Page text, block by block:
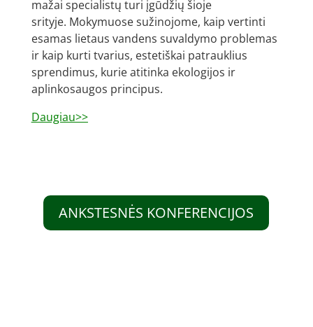
mažai specialistų turi įgūdžių šioje
srityje. Mokymuose sužinojome, kaip vertinti
esamas lietaus vandens suvaldymo problemas
ir kaip kurti tvarius, estetiškai patrauklius
sprendimus, kurie atitinka ekologijos ir
aplinkosaugos principus.
Daugiau>>
ANKSTESNĖS KONFERENCIJOS